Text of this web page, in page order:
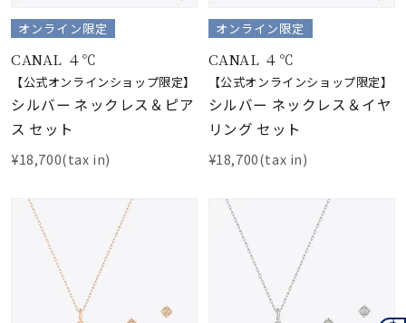
オンライン限定
CANAL ４℃
【公式オンラインショップ限定】
シルバー ネックレス＆ピア
ス セット
¥18,700(tax in)
オンライン限定
CANAL ４℃
【公式オンラインショップ限定】
シルバー ネックレス＆イヤ
リング セット
¥18,700(tax in)